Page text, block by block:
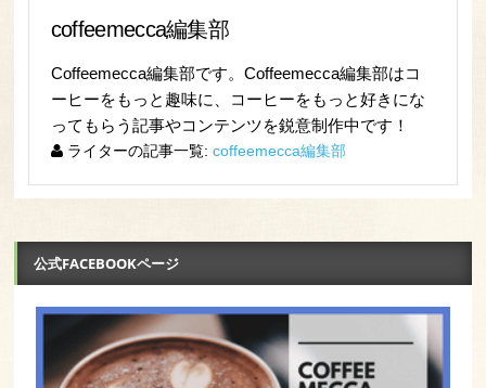
coffeemecca編集部
Coffeemecca編集部です。Coffeemecca編集部はコ
ーヒーをもっと趣味に、コーヒーをもっと好きにな
ってもらう記事やコンテンツを鋭意制作中です！
ライターの記事一覧: coffeemecca編集部
公式FACEBOOKページ